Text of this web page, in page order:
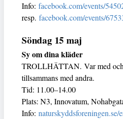
Info: facebook.com/events/
resp. facebook.com/events/
Söndag 15 maj
Sy om dina kläder
TROLLHÄTTAN. Var med
tillsammans med andra.
Tid: 11.00–14.00
Plats: N3, Innovatum,
Info: naturskyddsforeningen.se/